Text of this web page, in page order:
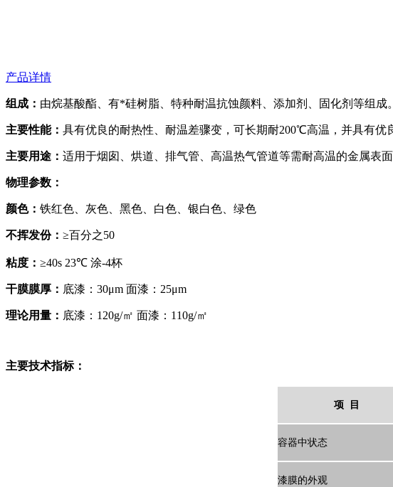
产品详情
组成： 由烷基酸酯、有*硅树脂、特种耐温抗蚀颜料、添加剂、固化剂等组成
主要性能： 具有优良的耐热性、耐温差骤变，可长期耐200℃高温，并具有优
主要用途： 适用于烟囱、烘道、排气管、高温热气管道等需耐高温的金属表面
物理参数：
颜色： 铁红色、灰色、黑色、白色、银白色、绿色
不挥发份： ≥百分之50
粘度： ≥40s 23℃ 涂-4杯
干膜膜厚： 底漆：30μm 面漆：25μm
理论用量： 底漆：120g/㎡ 面漆：110g/㎡
主要技术指标：
项 目
容器中状态
漆膜的外观